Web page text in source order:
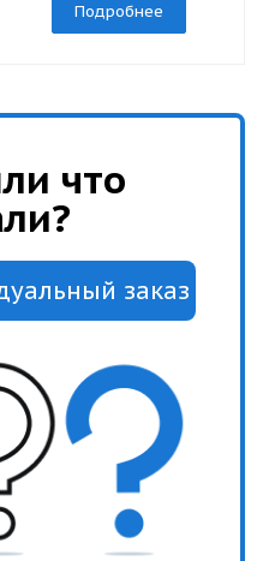
Подробнее
что